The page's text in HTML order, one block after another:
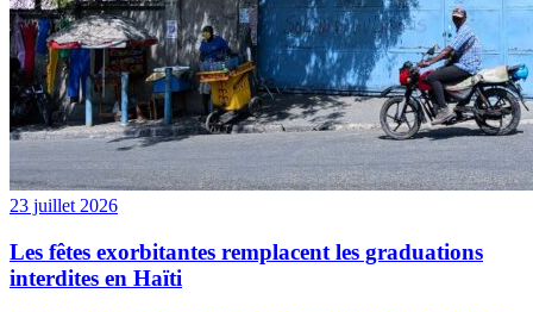
23 juillet 2026
Les fêtes exorbitantes remplacent les graduations
interdites en Haïti